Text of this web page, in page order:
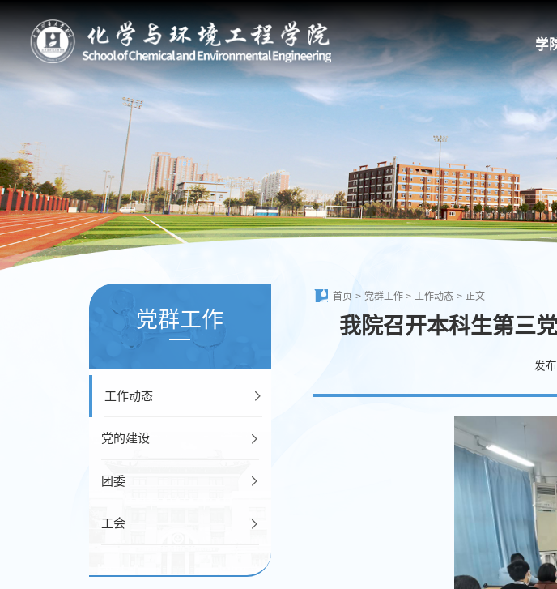
学
党群工作
工作动态
党的建设
团委
工会
首页 > 党群工作 > 工作动态 > 正文
我院召开本科生第三
发